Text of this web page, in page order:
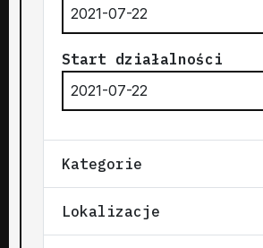
2021-07-22
Start działalności
2021-07-22
Kategorie
Lokalizacje